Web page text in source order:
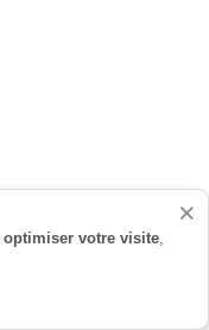
×
optimiser votre visite,